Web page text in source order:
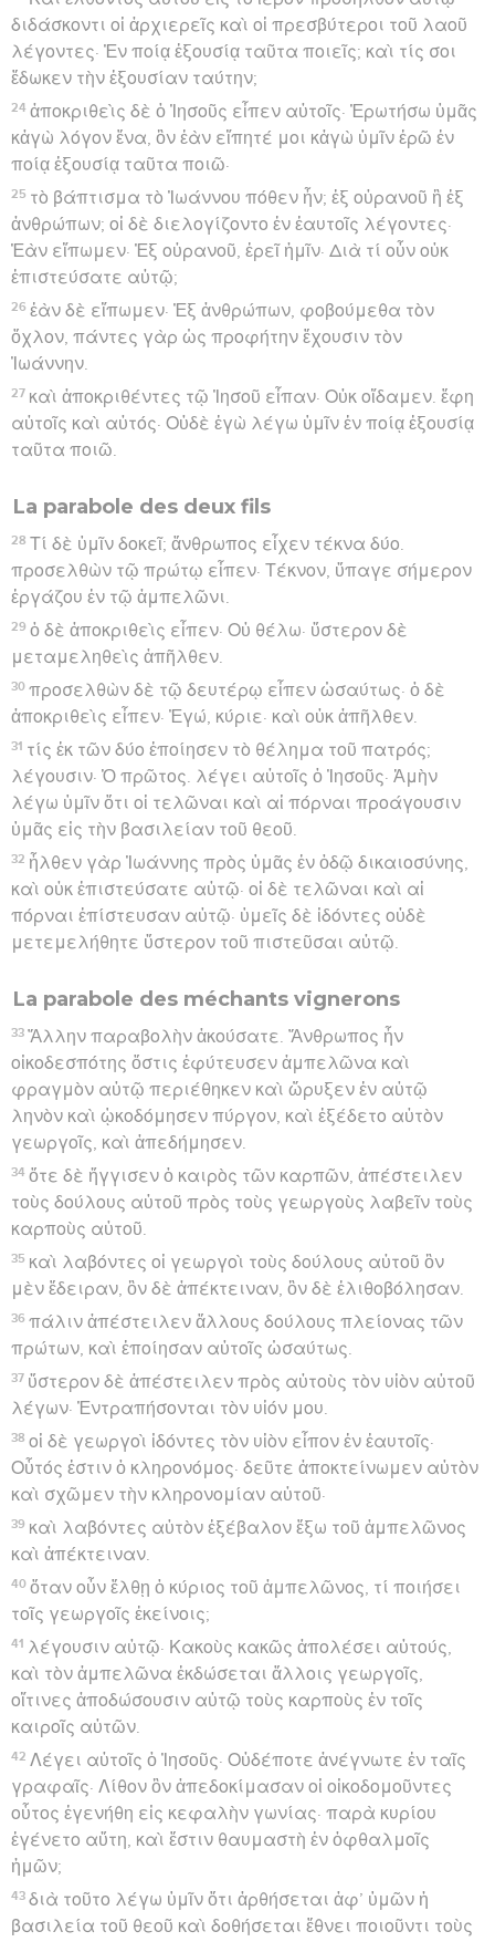
διδάσκοντι οἱ ἀρχιερεῖς καὶ οἱ πρεσβύτεροι τοῦ λαοῦ
λέγοντες· Ἐν ποίᾳ ἐξουσίᾳ ταῦτα ποιεῖς; καὶ τίς σοι
ἔδωκεν τὴν ἐξουσίαν ταύτην;
24 ἀποκριθεὶς δὲ ὁ Ἰησοῦς εἶπεν αὐτοῖς· Ἐρωτήσω ὑμᾶς
κἀγὼ λόγον ἕνα, ὃν ἐὰν εἴπητέ μοι κἀγὼ ὑμῖν ἐρῶ ἐν
ποίᾳ ἐξουσίᾳ ταῦτα ποιῶ·
25 τὸ βάπτισμα τὸ Ἰωάννου πόθεν ἦν; ἐξ οὐρανοῦ ἢ ἐξ
ἀνθρώπων; οἱ δὲ διελογίζοντο ἐν ἑαυτοῖς λέγοντες·
Ἐὰν εἴπωμεν· Ἐξ οὐρανοῦ, ἐρεῖ ἡμῖν· Διὰ τί οὖν οὐκ
ἐπιστεύσατε αὐτῷ;
26 ἐὰν δὲ εἴπωμεν· Ἐξ ἀνθρώπων, φοβούμεθα τὸν
ὄχλον, πάντες γὰρ ὡς προφήτην ἔχουσιν τὸν
Ἰωάννην.
27 καὶ ἀποκριθέντες τῷ Ἰησοῦ εἶπαν· Οὐκ οἴδαμεν. ἔφη
αὐτοῖς καὶ αὐτός· Οὐδὲ ἐγὼ λέγω ὑμῖν ἐν ποίᾳ ἐξουσίᾳ
ταῦτα ποιῶ.
La parabole des deux fils
28 Τί δὲ ὑμῖν δοκεῖ; ἄνθρωπος εἶχεν τέκνα δύο.
προσελθὼν τῷ πρώτῳ εἶπεν· Τέκνον, ὕπαγε σήμερον
ἐργάζου ἐν τῷ ἀμπελῶνι.
29 ὁ δὲ ἀποκριθεὶς εἶπεν· Οὐ θέλω· ὕστερον δὲ
μεταμεληθεὶς ἀπῆλθεν.
30 προσελθὼν δὲ τῷ δευτέρῳ εἶπεν ὡσαύτως· ὁ δὲ
ἀποκριθεὶς εἶπεν· Ἐγώ, κύριε· καὶ οὐκ ἀπῆλθεν.
31 τίς ἐκ τῶν δύο ἐποίησεν τὸ θέλημα τοῦ πατρός;
λέγουσιν· Ὁ πρῶτος. λέγει αὐτοῖς ὁ Ἰησοῦς· Ἀμὴν
λέγω ὑμῖν ὅτι οἱ τελῶναι καὶ αἱ πόρναι προάγουσιν
ὑμᾶς εἰς τὴν βασιλείαν τοῦ θεοῦ.
32 ἦλθεν γὰρ Ἰωάννης πρὸς ὑμᾶς ἐν ὁδῷ δικαιοσύνης,
καὶ οὐκ ἐπιστεύσατε αὐτῷ· οἱ δὲ τελῶναι καὶ αἱ
πόρναι ἐπίστευσαν αὐτῷ· ὑμεῖς δὲ ἰδόντες οὐδὲ
μετεμελήθητε ὕστερον τοῦ πιστεῦσαι αὐτῷ.
La parabole des méchants vignerons
33 Ἄλλην παραβολὴν ἀκούσατε. Ἄνθρωπος ἦν
οἰκοδεσπότης ὅστις ἐφύτευσεν ἀμπελῶνα καὶ
φραγμὸν αὐτῷ περιέθηκεν καὶ ὤρυξεν ἐν αὐτῷ
ληνὸν καὶ ᾠκοδόμησεν πύργον, καὶ ἐξέδετο αὐτὸν
γεωργοῖς, καὶ ἀπεδήμησεν.
34 ὅτε δὲ ἤγγισεν ὁ καιρὸς τῶν καρπῶν, ἀπέστειλεν
τοὺς δούλους αὐτοῦ πρὸς τοὺς γεωργοὺς λαβεῖν τοὺς
καρποὺς αὐτοῦ.
35 καὶ λαβόντες οἱ γεωργοὶ τοὺς δούλους αὐτοῦ ὃν
μὲν ἔδειραν, ὃν δὲ ἀπέκτειναν, ὃν δὲ ἐλιθοβόλησαν.
36 πάλιν ἀπέστειλεν ἄλλους δούλους πλείονας τῶν
πρώτων, καὶ ἐποίησαν αὐτοῖς ὡσαύτως.
37 ὕστερον δὲ ἀπέστειλεν πρὸς αὐτοὺς τὸν υἱὸν αὐτοῦ
λέγων· Ἐντραπήσονται τὸν υἱόν μου.
38 οἱ δὲ γεωργοὶ ἰδόντες τὸν υἱὸν εἶπον ἐν ἑαυτοῖς·
Οὗτός ἐστιν ὁ κληρονόμος· δεῦτε ἀποκτείνωμεν αὐτὸν
καὶ σχῶμεν τὴν κληρονομίαν αὐτοῦ·
39 καὶ λαβόντες αὐτὸν ἐξέβαλον ἔξω τοῦ ἀμπελῶνος
καὶ ἀπέκτειναν.
40 ὅταν οὖν ἔλθῃ ὁ κύριος τοῦ ἀμπελῶνος, τί ποιήσει
τοῖς γεωργοῖς ἐκείνοις;
41 λέγουσιν αὐτῷ· Κακοὺς κακῶς ἀπολέσει αὐτούς,
καὶ τὸν ἀμπελῶνα ἐκδώσεται ἄλλοις γεωργοῖς,
οἵτινες ἀποδώσουσιν αὐτῷ τοὺς καρποὺς ἐν τοῖς
καιροῖς αὐτῶν.
42 Λέγει αὐτοῖς ὁ Ἰησοῦς· Οὐδέποτε ἀνέγνωτε ἐν ταῖς
γραφαῖς· Λίθον ὃν ἀπεδοκίμασαν οἱ οἰκοδομοῦντες
οὗτος ἐγενήθη εἰς κεφαλὴν γωνίας· παρὰ κυρίου
ἐγένετο αὕτη, καὶ ἔστιν θαυμαστὴ ἐν ὀφθαλμοῖς
ἡμῶν;
43 διὰ τοῦτο λέγω ὑμῖν ὅτι ἀρθήσεται ἀφ’ ὑμῶν ἡ
βασιλεία τοῦ θεοῦ καὶ δοθήσεται ἔθνει ποιοῦντι τοὺς